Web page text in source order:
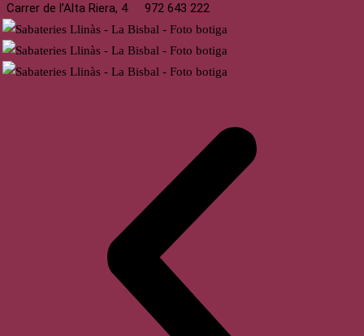
Carrer de l’Alta Riera, 4 972 643 222